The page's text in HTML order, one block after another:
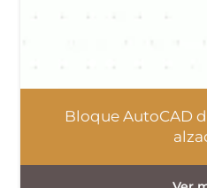
Bloque AutoCAD